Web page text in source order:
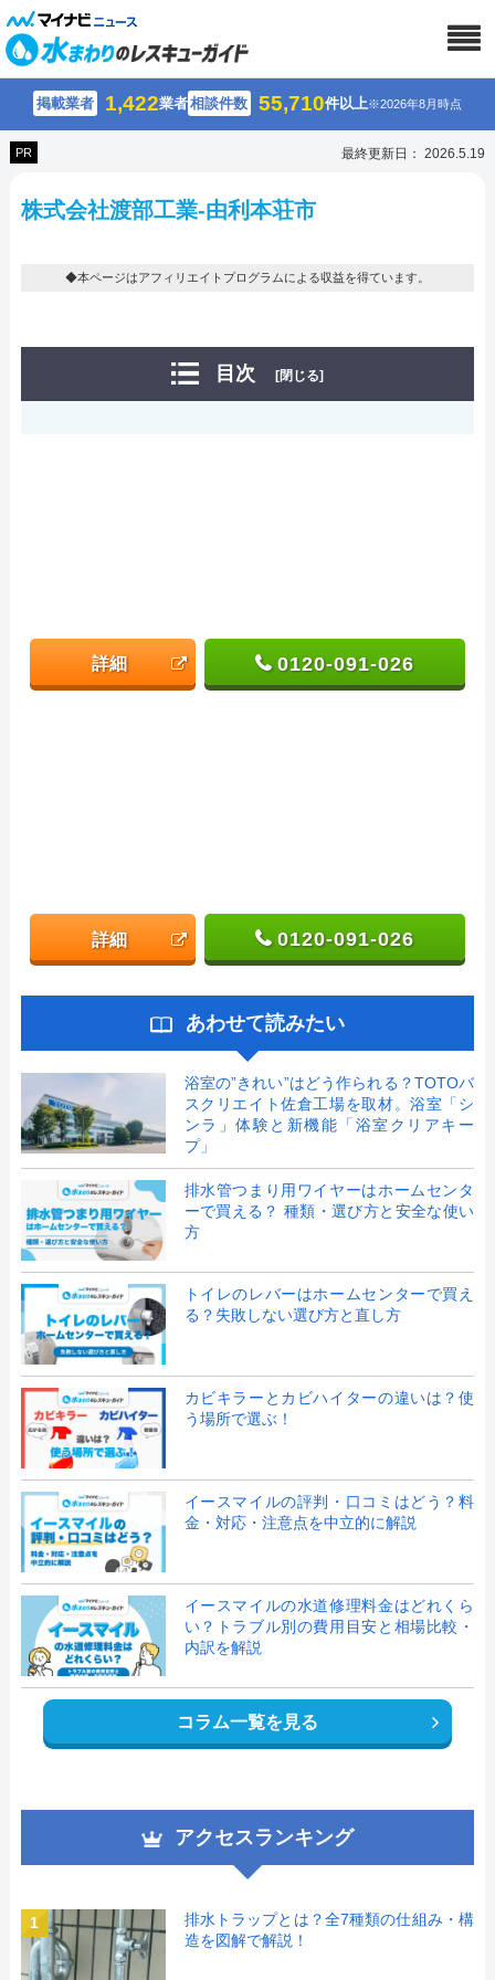
掲載業者 1,422業者相談件数 55,710件以上※2026年8月時点
PR 最終更新日： 2026.5.19
株式会社渡部工業-由利本荘市
◆本ページはアフィリエイトプログラムによる収益を得ています。
目次 [閉じる]
詳細 0120-091-026
詳細 0120-091-026
あわせて読みたい
浴室の”きれい”はどう作られる？TOTOバ
スクリエイト佐倉工場を取材。浴室「シ
ンラ」体験と新機能「浴室クリアキー
プ」
排水管つまり用ワイヤーはホームセンタ
ーで買える？ 種類・選び方と安全な使い
方
トイレのレバーはホームセンターで買え
る？失敗しない選び方と直し方
カビキラーとカビハイターの違いは？使
う場所で選ぶ！
イースマイルの評判・口コミはどう？料
金・対応・注意点を中立的に解説
イースマイルの水道修理料金はどれくら
い？トラブル別の費用目安と相場比較・
内訳を解説
コラム一覧を見る
アクセスランキング
1
排水トラップとは？全7種類の仕組み・構
造を図解で解説！